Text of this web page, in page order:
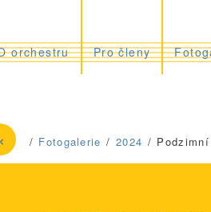
orchestru Pro členy
Fotogalerie 2024